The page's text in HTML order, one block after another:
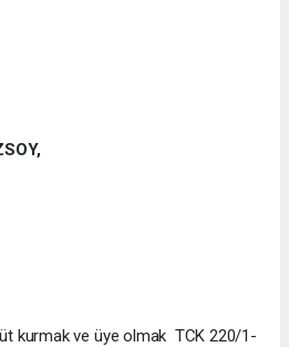
kurmak ve üye olmak TCK 220/1-